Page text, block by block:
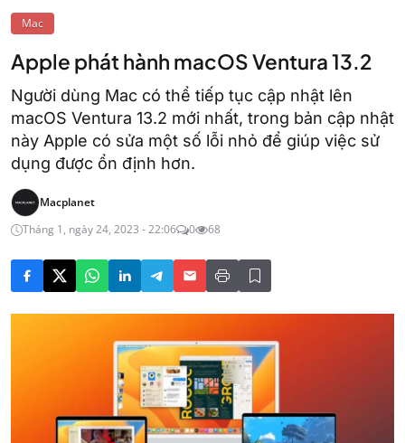
Mac
Apple phát hành macOS Ventura 13.2
Người dùng Mac có thể tiếp tục cập nhật lên
macOS Ventura 13.2 mới nhất, trong bản cập nhật
này Apple có sửa một số lỗi nhỏ để giúp việc sử
dụng được ổn định hơn.
Macplanet
Tháng 1, ngày 24, 2023 - 22:06
0 68